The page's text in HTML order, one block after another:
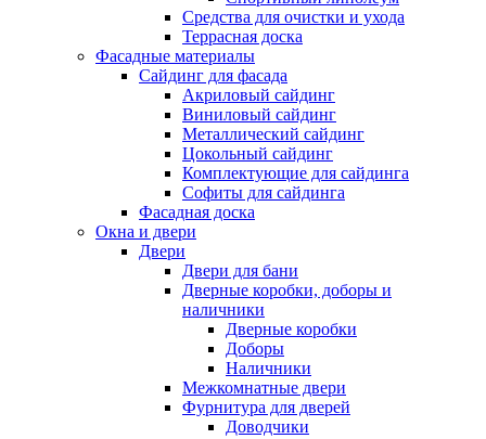
Средства для очистки и ухода
Террасная доска
Фасадные материалы
Сайдинг для фасада
Акриловый сайдинг
Виниловый сайдинг
Металлический сайдинг
Цокольный сайдинг
Комплектующие для сайдинга
Софиты для сайдинга
Фасадная доска
Окна и двери
Двери
Двери для бани
Дверные коробки, доборы и
наличники
Дверные коробки
Доборы
Наличники
Межкомнатные двери
Фурнитура для дверей
Доводчики